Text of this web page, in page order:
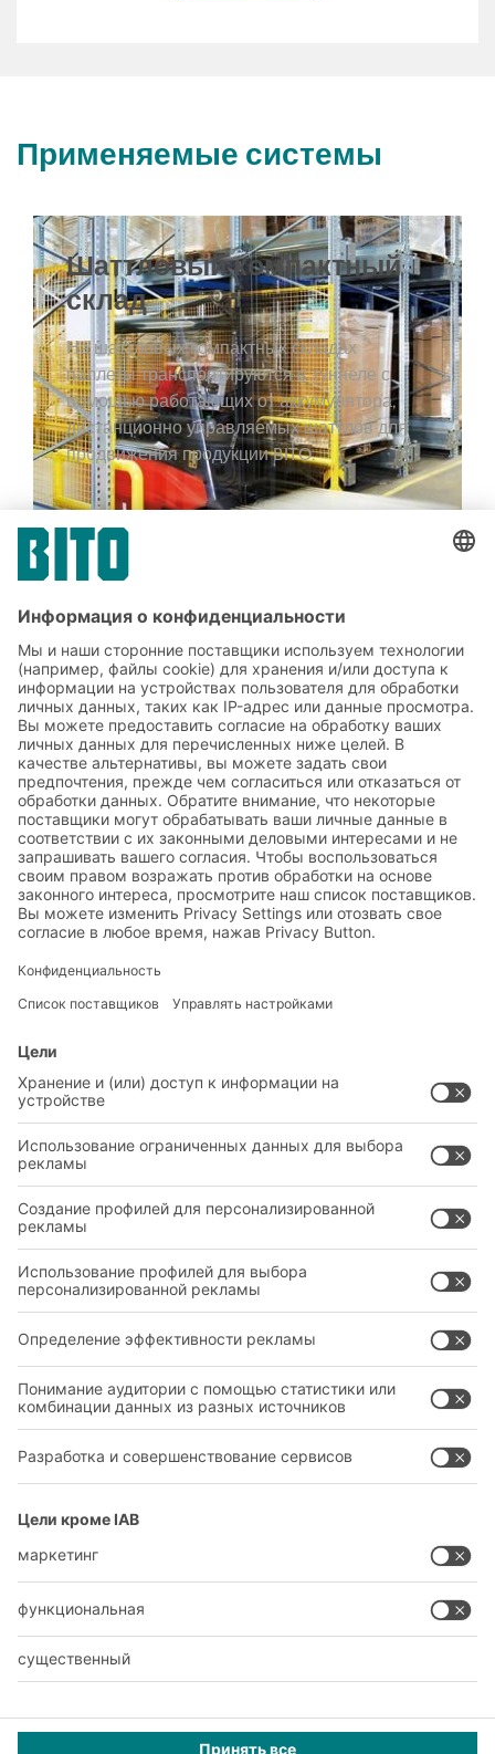
Применяемые системы
Шаттловый компактный
склад
На шаттловых компактных складах
паллеты транспортируются в туннеле с
помощью работающих от аккумулятора,
дистанционно управляемых шаттлов для
продвижения продукции BITO.
Мы смогли Вас убедить?
Тогда мы ждем Ваш запрос по телефону:
+49 176 102 814 27
СДЕЛАТЬ ЗАПРОС
РЕШЕНИЯ
СИСТЕМА
ОТРАСЛИ
НОВЫЕ ПРОДУКТЫ
СЕРВИС
КОНСУЛЬТАЦИОННЫЕ УСЛУГИ
ЮРИДИЧЕСКАЯ ИНФОРМАЦИЯ
PRIVACY POLICY
НАСТРОЙКИ КОНФИДЕНЦИАЛЬНОСТИ
Данное предложение предназначено для
промышленности, ремесел, торговли и коммерческой
деятельности.
© 2026 BITO-Lagertechnik Bittmann GmbH |Design & Realization+ |